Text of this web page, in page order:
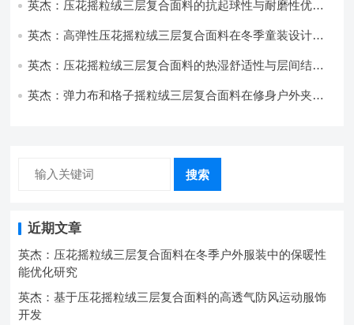
英杰：压花摇粒绒三层复合面料的抗起球性与耐磨性优化
英杰：高弹性压花摇粒绒三层复合面料在冬季童装设计中
英杰：压花摇粒绒三层复合面料的热湿舒适性与层间结合
英杰：弹力布和格子摇粒绒三层复合面料在修身户外夹克
搜索
近期文章
英杰：压花摇粒绒三层复合面料在冬季户外服装中的保暖性
能优化研究
英杰：基于压花摇粒绒三层复合面料的高透气防风运动服饰
开发